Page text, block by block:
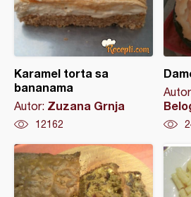
Karamel torta sa
bananama
Autor: Zuzana Grnja
12162